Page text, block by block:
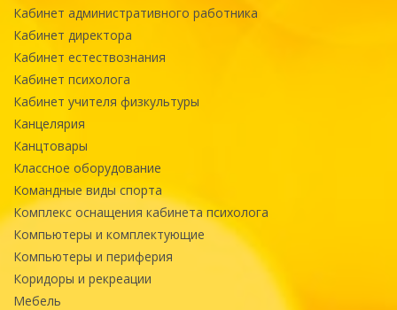
Кабинет административного работника
Кабинет директора
Кабинет естествознания
Кабинет психолога
Кабинет учителя физкультуры
Канцелярия
Канцтовары
Классное оборудование
Командные виды спорта
Комплекс оснащения кабинета психолога
Компьютеры и комплектующие
Компьютеры и периферия
Коридоры и рекреации
Мебель